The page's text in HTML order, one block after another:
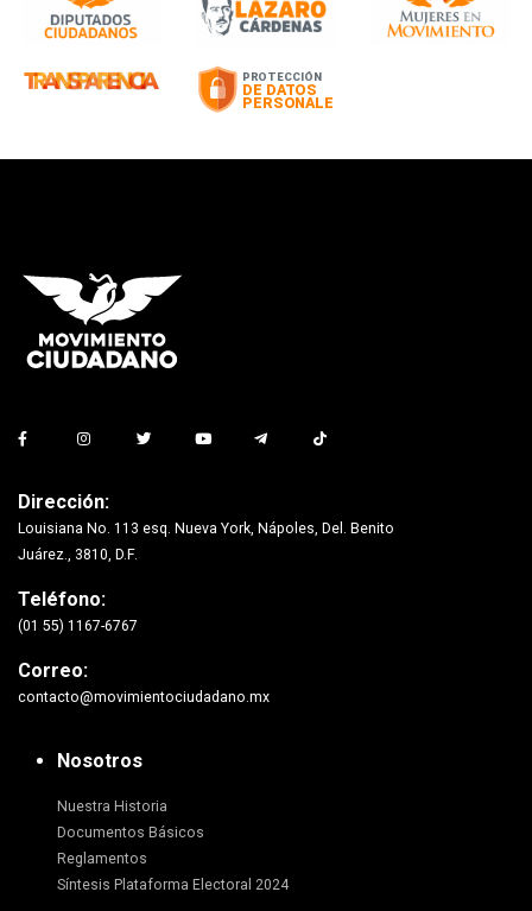
Dirección:
Louisiana No. 113 esq. Nueva York, Nápoles, Del. Benito
Juárez., 3810, D.F.
Teléfono:
(01 55) 1167-6767
Correo:
contacto@movimientociudadano.mx
Nosotros
Nuestra Historia
Documentos Básicos
Reglamentos
Síntesis Plataforma Electoral 2024